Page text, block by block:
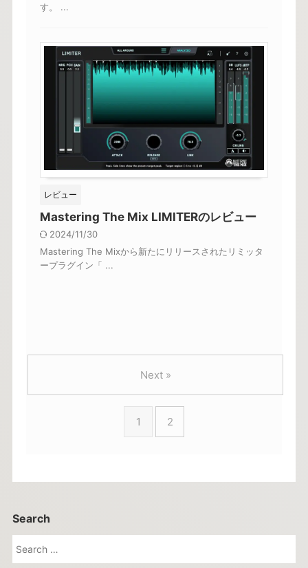
す。 ...
レビュー
Mastering The Mix LIMITERのレビュー
2024/11/30
Mastering The Mixから新たにリリースされたリミッタ
ープラグイン「 ...
1 2
Next »
Search